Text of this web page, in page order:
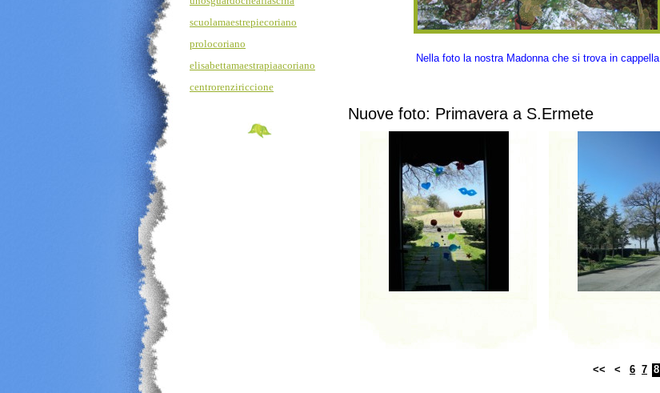
Nella foto la nostra Madonna che si trova in cappella
Nuove foto: Primavera a S.Ermete
<< < 6 7 8
scuolamaestrepiecoriano
prolocoriano
elisabettamaestrapiaacoriano
centrorenziriccione